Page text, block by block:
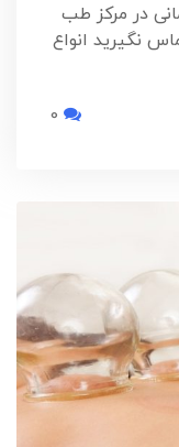
در مرکز طب
نگیرید انواع